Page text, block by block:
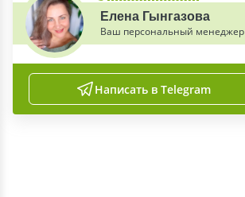
Елена Гынгазова
Ваш персональный менеджер
Написать в Telegram